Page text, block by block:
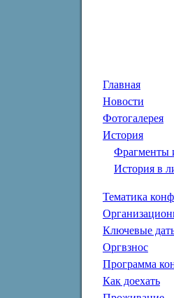
Главная
Новости
Фотогалерея
История
Фрагменты
История в
Тематика
Ключевые
Оргвзнос
Программа
Как доехать